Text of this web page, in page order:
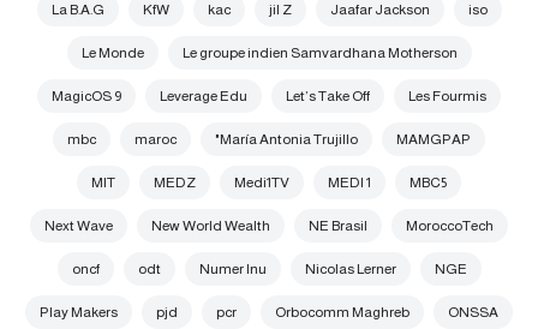
iso
Jaafar Jackson
jil Z
kac
KfW
La B.A.G
Le groupe indien Samvardhana Motherson
Le Monde
Les Fourmis
Let’s Take Off
Leverage Edu
MagicOS 9
MAMGPAP
María Antonia Trujillo"
maroc
mbc
MBC5
MEDI 1
Medi1TV
MEDZ
MIT
MoroccoTech
NE Brasil
New World Wealth
Next Wave
NGE
Nicolas Lerner
Numer Inu
odt
oncf
ONSSA
Orbocomm Maghreb
pcr
pjd
Play Makers